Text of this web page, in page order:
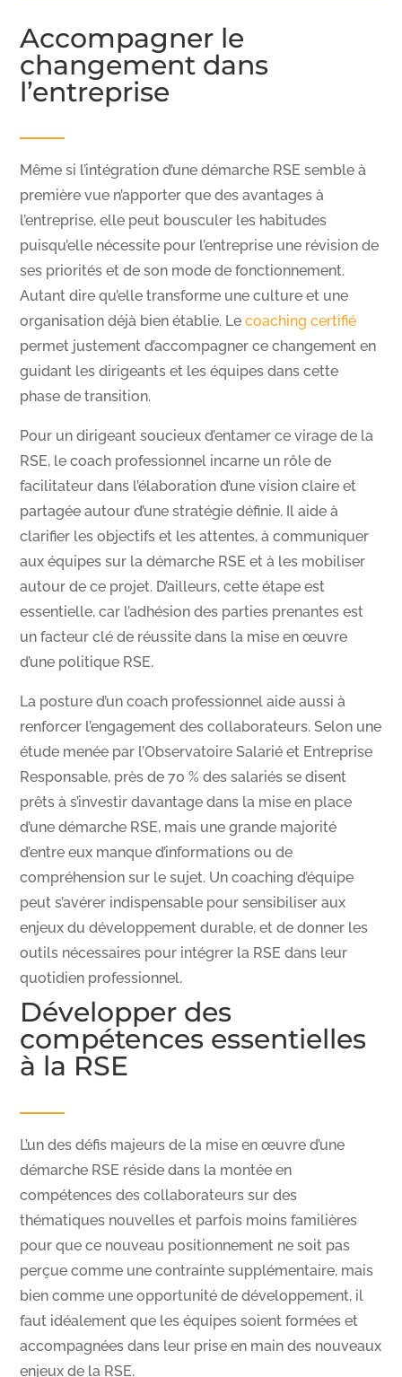
Accompagner le
changement dans
l’entreprise
Même si l’intégration d’une démarche RSE semble à
première vue n’apporter que des avantages à
l’entreprise, elle peut bousculer les habitudes
puisqu’elle nécessite pour l’entreprise une révision de
ses priorités et de son mode de fonctionnement.
Autant dire qu’elle transforme une culture et une
organisation déjà bien établie. Lecoaching certifié
permet justement d’accompagner ce changement en
guidant les dirigeants et les équipes dans cette
phase de transition.
Pour un dirigeant soucieux d’entamer ce virage de la
RSE, le coach professionnel incarne un rôle de
facilitateur dans l’élaboration d’une vision claire et
partagée autour d’une stratégie définie. Il aide à
clarifier les objectifs et les attentes, à communiquer
aux équipes sur la démarche RSE et à les mobiliser
autour de ce projet. D’ailleurs, cette étape est
essentielle, car l’adhésion des parties prenantes est
un facteur clé de réussite dans la mise en œuvre
d’une politique RSE.
La posture d’un coach professionnel aide aussi à
renforcer l’engagement des collaborateurs. Selon une
étude menée par l’Observatoire Salarié et Entreprise
Responsable, près de 70 % des salariés se disent
prêts à s’investir davantage dans la mise en place
d’une démarche RSE, mais une grande majorité
d’entre eux manque d’informations ou de
compréhension sur le sujet. Un coaching d’équipe
peut s’avérer indispensable pour sensibiliser aux
enjeux du développement durable, et de donner les
outils nécessaires pour intégrer la RSE dans leur
quotidien professionnel.
Développer des
compétences essentielles
à la RSE
L’un des défis majeurs de la mise en œuvre d’une
démarche RSE réside dans la montée en
compétences des collaborateurs sur des
thématiques nouvelles et parfois moins familières
pour que ce nouveau positionnement ne soit pas
perçue comme une contrainte supplémentaire, mais
bien comme une opportunité de développement, il
faut idéalement que les équipes soient formées et
accompagnées dans leur prise en main des nouveaux
enjeux de la RSE.